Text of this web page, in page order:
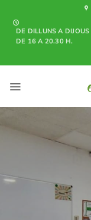
contenido
DE DILLUNS A
DE 16 A 20.30 H.